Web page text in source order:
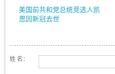
美国前共和党总统竞选人凯
恩因新冠去世
姓 名：